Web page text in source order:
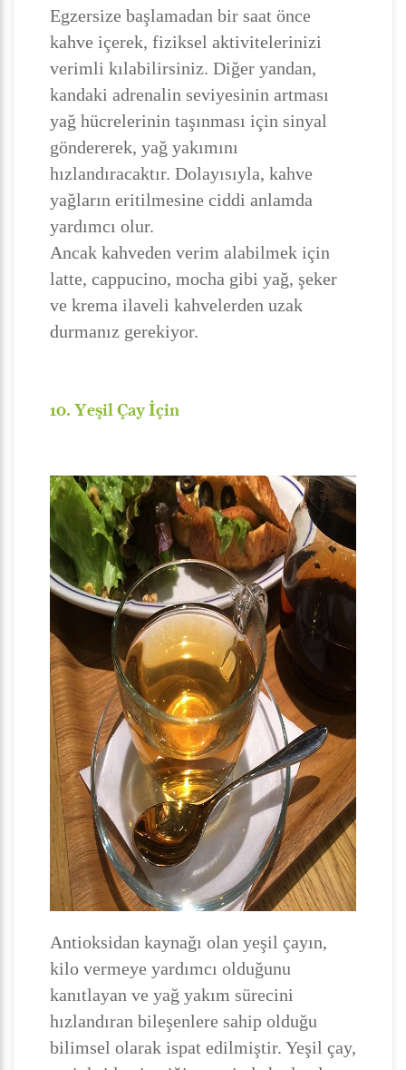
Egzersize başlamadan bir saat önce
kahve içerek, fiziksel aktivitelerinizi
verimli kılabilirsiniz. Diğer yandan,
kandaki adrenalin seviyesinin artması
yağ hücrelerinin taşınması için sinyal
göndererek, yağ yakımını
hızlandıracaktır. Dolayısıyla, kahve
yağların eritilmesine ciddi anlamda
yardımcı olur.
Ancak kahveden verim alabilmek için
latte, cappucino, mocha gibi yağ, şeker
ve krema ilaveli kahvelerden uzak
durmanız gerekiyor.
10. Yeşil Çay İçin
Antioksidan kaynağı olan yeşil çayın,
kilo vermeye yardımcı olduğunu
kanıtlayan ve yağ yakım sürecini
hızlandıran bileşenlere sahip olduğu
bilimsel olarak ispat edilmiştir. Yeşil çay,